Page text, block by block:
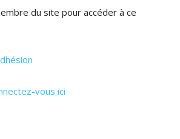
du site pour accéder à ce
vous ici